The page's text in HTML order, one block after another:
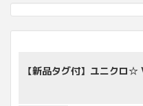
【新品タグ付】ユニクロ